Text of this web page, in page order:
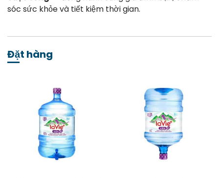
sóc sức khỏe và tiết kiệm thời gian.
Đặt hàng